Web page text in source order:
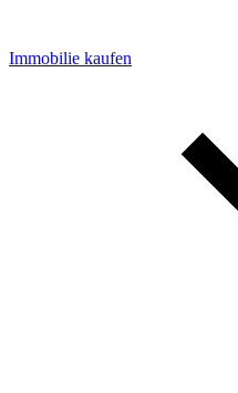
Immobilie kaufen